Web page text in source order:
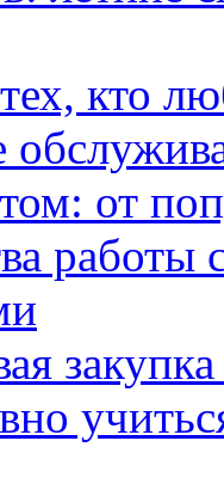
кто
от
работы